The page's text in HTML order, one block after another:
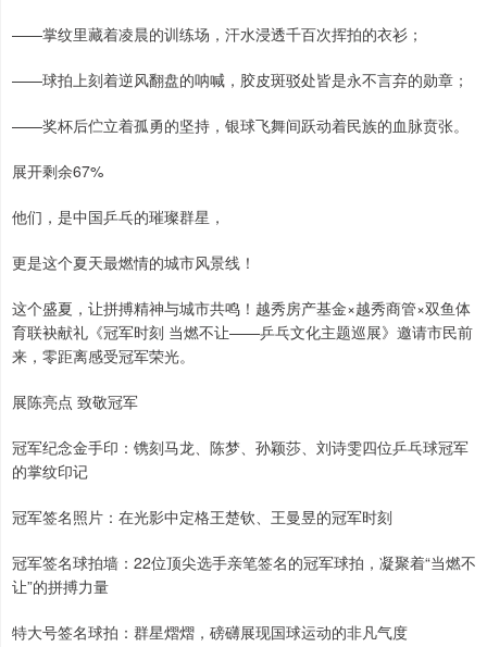
——掌纹里藏着凌晨的训练场，汗水浸透千百次挥拍的衣衫；
——球拍上刻着逆风翻盘的呐喊，胶皮斑驳处皆是永不言弃的勋章；
——奖杯后伫立着孤勇的坚持，银球飞舞间跃动着民族的血脉贲张。
展开剩余67%
他们，是中国乒乓的璀璨群星，
更是这个夏天最燃情的城市风景线！
这个盛夏，让拼搏精神与城市共鸣！越秀房产基金×越秀商管×双鱼体
育联袂献礼《冠军时刻 当燃不让——乒乓文化主题巡展》邀请市民前
来，零距离感受冠军荣光。
展陈亮点 致敬冠军
冠军纪念金手印：镌刻马龙、陈梦、孙颖莎、刘诗雯四位乒乓球冠军
的掌纹印记
冠军签名照片：在光影中定格王楚钦、王曼昱的冠军时刻
冠军签名球拍墙：22位顶尖选手亲笔签名的冠军球拍，凝聚着“当燃不
让”的拼搏力量
特大号签名球拍：群星熠熠，磅礴展现国球运动的非凡气度